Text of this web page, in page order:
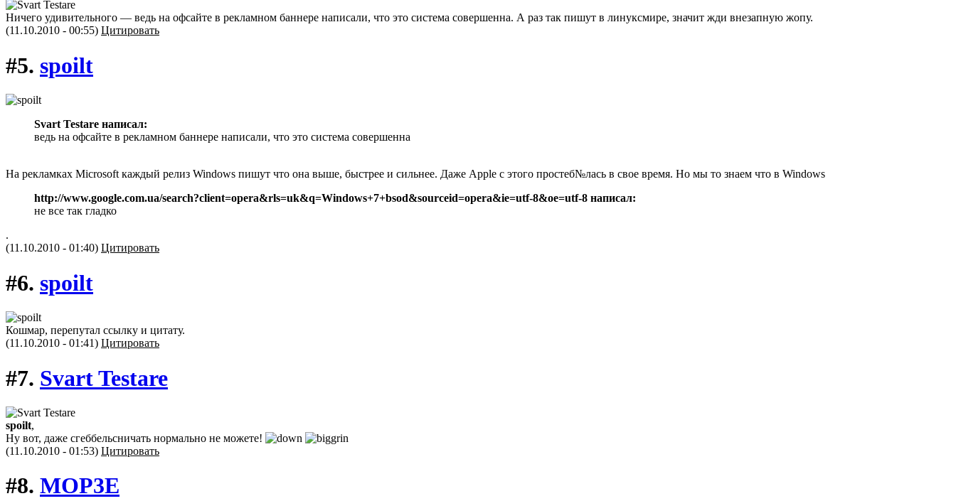
Ничего удивительного — ведь на офсайте в рекламном баннере написали, что это система совершенна. А раз так пишут в линуксмире, значит жди внезапную жопу.
(11.10.2010 - 00:55) Цитировать
#5. spoilt
Svart Testare написал:
ведь на офсайте в рекламном баннере написали, что это система совершенна
На рекламках Microsoft каждый релиз Windows пишут что она выше, быстрее и сильнее. Даже Apple с этого простеб№лась в свое время. Но мы то знаем что в Windows
http://www.google.com.ua/search?client=opera&rls=uk&q=Windows+7+bsod&sourceid=opera&ie=utf-8&oe=utf-8 написал:
не все так гладко
.
(11.10.2010 - 01:40) Цитировать
#6. spoilt
Кошмар, перепутал ссылку и цитату.
(11.10.2010 - 01:41) Цитировать
#7. Svart Testare
spoilt,
Ну вот, даже сгеббельсничать нормально не можете!
(11.10.2010 - 01:53) Цитировать
#8. MOP3E